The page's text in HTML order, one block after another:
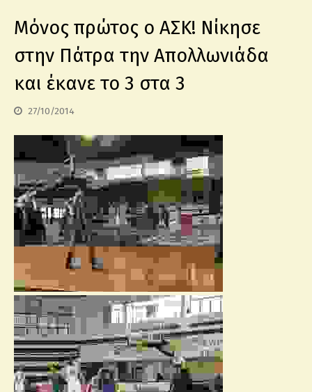
Μόνος πρώτος ο ΑΣΚ! Νίκησε
στην Πάτρα την Απολλωνιάδα
και έκανε το 3 στα 3
27/10/2014